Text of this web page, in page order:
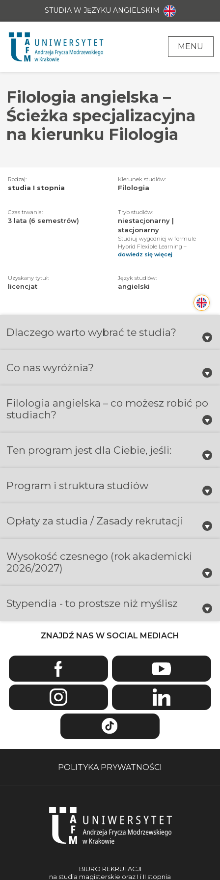
STUDIA W JĘZYKU ANGIELSKIM
MENU
Filologia angielska –
Ścieżka specjalizacyjna
na kierunku Filologia
Rodzaj:
studia I stopnia
Kierunek studiów:
Filologia
Czas trwania:
3 lata (6 semestrów)
Tryb studiów:
niestacjonarny |
stacjonarny
Studiuj wygodniej w formule
Hybrid Flexible Learning –
dowiedz się więcej
Uzyskany tytuł:
licencjat
Język studiów:
angielski
Dlaczego warto wybrać te studia?
Co nas wyróżnia?
Filologia angielska – co możesz robić po
studiach?
Ten program jest dla Ciebie, jeśli:
Program i struktura studiów
Opłaty za studia / Zasady rekrutacji
Wysokość czesnego (rok akademicki
2026/2027)
Stypendia - to prostsze niż myślisz
ZNAJDŹ NAS W SOCIAL MEDIACH
POLITYKA PRYWATNOŚCI
BIURO REKRUTACJI
na studia magisterskie oraz I i II stopnia